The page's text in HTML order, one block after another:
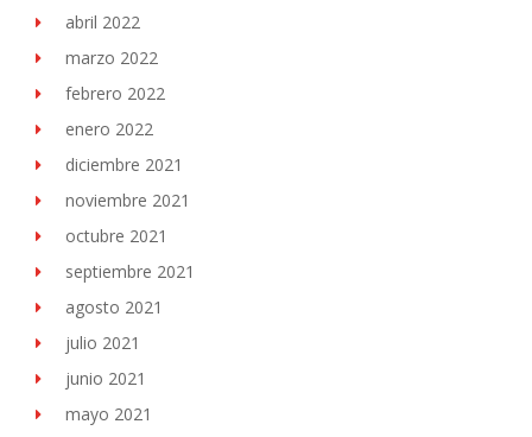
abril 2022
marzo 2022
febrero 2022
enero 2022
diciembre 2021
noviembre 2021
octubre 2021
septiembre 2021
agosto 2021
julio 2021
junio 2021
mayo 2021